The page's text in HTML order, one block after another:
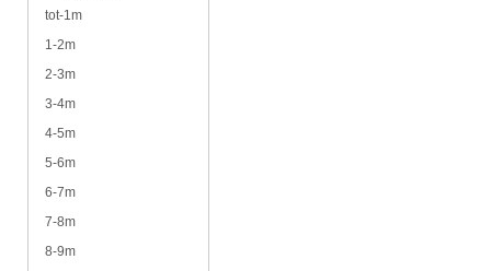
tot-1m
1-2m
2-3m
3-4m
4-5m
5-6m
6-7m
7-8m
8-9m